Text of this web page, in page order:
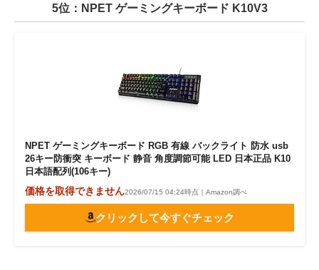
5位：NPET ゲーミングキーボード K10V3
NPET ゲーミングキーボード RGB 有線 バックライト 防水 usb
26キー防衝突 キーボード 静音 角度調節可能 LED 日本正品 K10
日本語配列(106キー)
価格を取得できません2026/07/15 04:24時点｜Amazon調べ
クリックして今すぐチェック